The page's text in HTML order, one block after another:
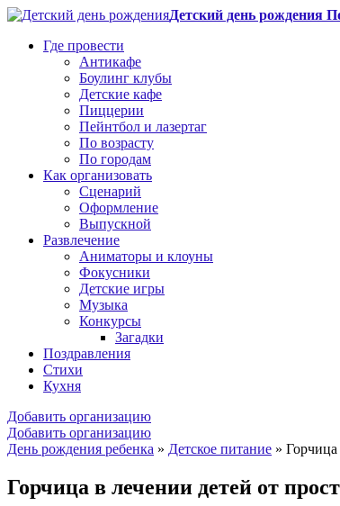
Детский день рождения
Где провести
Антикафе
Боулинг клубы
Детские кафе
Пиццерии
Пейнтбол и лазертаг
По возрасту
По городам
Как организовать
Сценарий
Оформление
Выпускной
Развлечение
Аниматоры и клоуны
Фокусники
Детские игры
Музыка
Конкурсы
Загадки
Поздравления
Стихи
Кухня
Добавить организацию
Добавить организацию
День рождения ребенка » Детское питание » Горчица
Горчица в лечении детей от